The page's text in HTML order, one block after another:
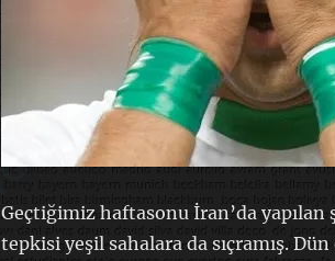
Geçtiğimiz haftasonu İran’da
tepkisi yeşil sahalara da sıçramış.